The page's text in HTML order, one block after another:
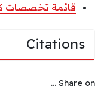
قائمة تخصصات
Citations
Share on ...